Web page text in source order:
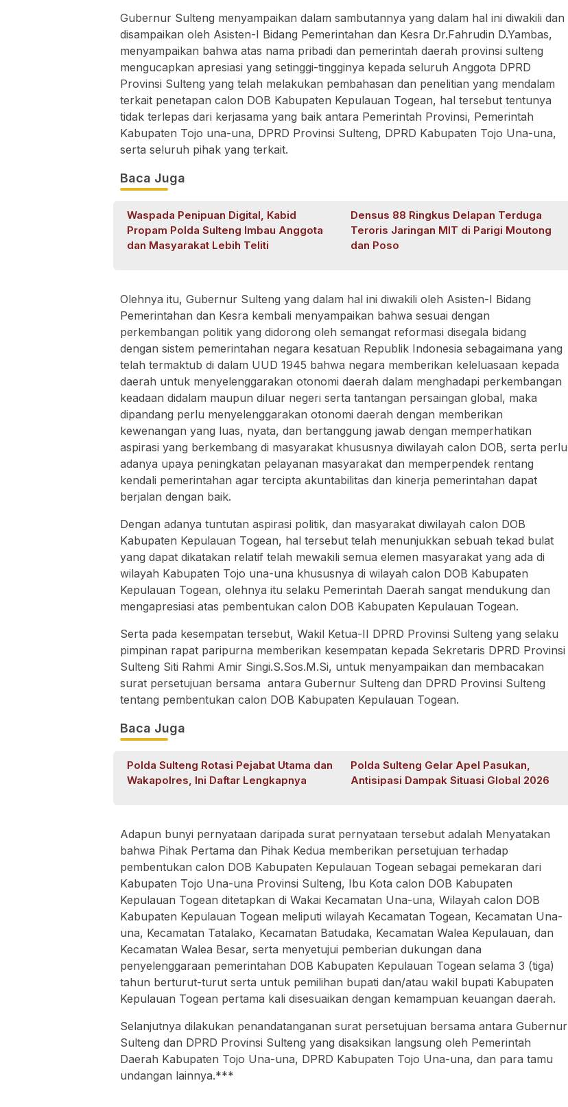
Gubernur Sulteng menyampaikan dalam sambutannya yang dalam hal ini diwakili dan
disampaikan oleh Asisten-I Bidang Pemerintahan dan Kesra Dr.Fahrudin D.Yambas,
menyampaikan bahwa atas nama pribadi dan pemerintah daerah provinsi sulteng
mengucapkan apresiasi yang setinggi-tingginya kepada seluruh Anggota DPRD
Provinsi Sulteng yang telah melakukan pembahasan dan penelitian yang mendalam
terkait penetapan calon DOB Kabupaten Kepulauan Togean, hal tersebut tentunya
tidak terlepas dari kerjasama yang baik antara Pemerintah Provinsi, Pemerintah
Kabupaten Tojo una-una, DPRD Provinsi Sulteng, DPRD Kabupaten Tojo Una-una,
serta seluruh pihak yang terkait.
Baca Juga
Waspada Penipuan Digital, Kabid
Propam Polda Sulteng Imbau Anggota
dan Masyarakat Lebih Teliti
Densus 88 Ringkus Delapan Terduga
Teroris Jaringan MIT di Parigi Moutong
dan Poso
Olehnya itu, Gubernur Sulteng yang dalam hal ini diwakili oleh Asisten-I Bidang
Pemerintahan dan Kesra kembali menyampaikan bahwa sesuai dengan
perkembangan politik yang didorong oleh semangat reformasi disegala bidang
dengan sistem pemerintahan negara kesatuan Republik Indonesia sebagaimana yang
telah termaktub di dalam UUD 1945 bahwa negara memberikan keleluasaan kepada
daerah untuk menyelenggarakan otonomi daerah dalam menghadapi perkembangan
keadaan didalam maupun diluar negeri serta tantangan persaingan global, maka
dipandang perlu menyelenggarakan otonomi daerah dengan memberikan
kewenangan yang luas, nyata, dan bertanggung jawab dengan memperhatikan
aspirasi yang berkembang di masyarakat khususnya diwilayah calon DOB, serta perlu
adanya upaya peningkatan pelayanan masyarakat dan memperpendek rentang
kendali pemerintahan agar tercipta akuntabilitas dan kinerja pemerintahan dapat
berjalan dengan baik.
Dengan adanya tuntutan aspirasi politik, dan masyarakat diwilayah calon DOB
Kabupaten Kepulauan Togean, hal tersebut telah menunjukkan sebuah tekad bulat
yang dapat dikatakan relatif telah mewakili semua elemen masyarakat yang ada di
wilayah Kabupaten Tojo una-una khususnya di wilayah calon DOB Kabupaten
Kepulauan Togean, olehnya itu selaku Pemerintah Daerah sangat mendukung dan
mengapresiasi atas pembentukan calon DOB Kabupaten Kepulauan Togean.
Serta pada kesempatan tersebut, Wakil Ketua-II DPRD Provinsi Sulteng yang selaku
pimpinan rapat paripurna memberikan kesempatan kepada Sekretaris DPRD Provinsi
Sulteng Siti Rahmi Amir Singi.S.Sos.M.Si, untuk menyampaikan dan membacakan
surat persetujuan bersama antara Gubernur Sulteng dan DPRD Provinsi Sulteng
tentang pembentukan calon DOB Kabupaten Kepulauan Togean.
Baca Juga
Polda Sulteng Rotasi Pejabat Utama dan
Wakapolres, Ini Daftar Lengkapnya
Polda Sulteng Gelar Apel Pasukan,
Antisipasi Dampak Situasi Global 2026
Adapun bunyi pernyataan daripada surat pernyataan tersebut adalah Menyatakan
bahwa Pihak Pertama dan Pihak Kedua memberikan persetujuan terhadap
pembentukan calon DOB Kabupaten Kepulauan Togean sebagai pemekaran dari
Kabupaten Tojo Una-una Provinsi Sulteng, Ibu Kota calon DOB Kabupaten
Kepulauan Togean ditetapkan di Wakai Kecamatan Una-una, Wilayah calon DOB
Kabupaten Kepulauan Togean meliputi wilayah Kecamatan Togean, Kecamatan Una-
una, Kecamatan Tatalako, Kecamatan Batudaka, Kecamatan Walea Kepulauan, dan
Kecamatan Walea Besar, serta menyetujui pemberian dukungan dana
penyelenggaraan pemerintahan DOB Kabupaten Kepulauan Togean selama 3 (tiga)
tahun berturut-turut serta untuk pemilihan bupati dan/atau wakil bupati Kabupaten
Kepulauan Togean pertama kali disesuaikan dengan kemampuan keuangan daerah.
Selanjutnya dilakukan penandatanganan surat persetujuan bersama antara Gubernur
Sulteng dan DPRD Provinsi Sulteng yang disaksikan langsung oleh Pemerintah
Daerah Kabupaten Tojo Una-una, DPRD Kabupaten Tojo Una-una, dan para tamu
undangan lainnya.***